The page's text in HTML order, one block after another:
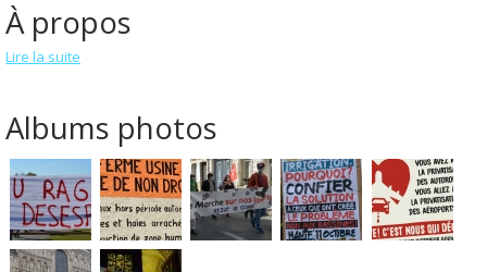
À propos
Lire la suite
Albums photos